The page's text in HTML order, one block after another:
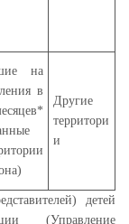
на
в
Другие
территори
и
детей
(Управление